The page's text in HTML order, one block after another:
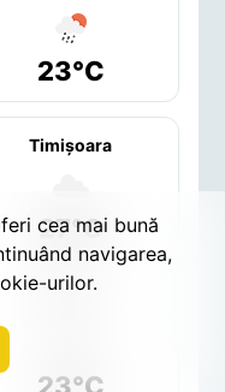
23°C
Timişoara
27°C
cea mai bună
navigarea,
urilor.